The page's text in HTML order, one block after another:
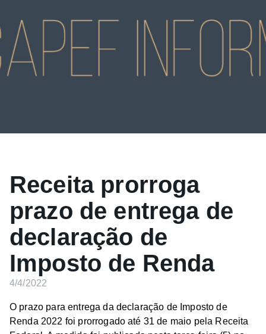
Receita prorroga
prazo de entrega de
declaração de
Imposto de Renda
4/4/2022
O prazo para entrega da declaração de Imposto de
Renda 2022 foi prorrogado até 31 de maio pela Receita